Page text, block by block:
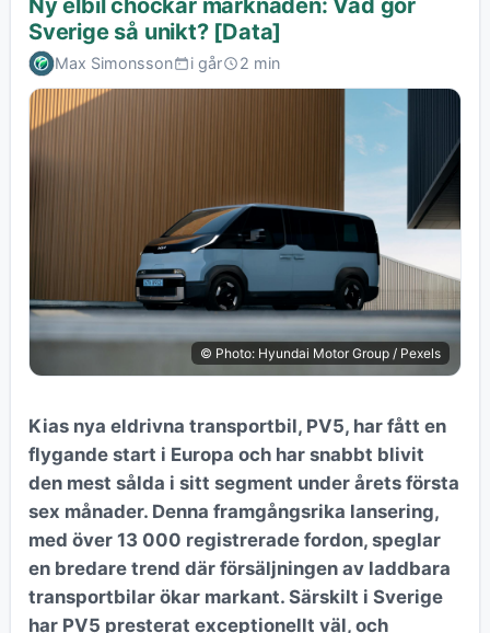
Sverige så unikt? [Data]
Max Simonsson i går 2 min
© Photo: Hyundai Motor Group / Pexels
Kias nya eldrivna transportbil, PV5, har fått en
flygande start i Europa och har snabbt blivit
den mest sålda i sitt segment under årets första
sex månader. Denna framgångsrika lansering,
med över 13 000 registrerade fordon, speglar
en bredare trend där försäljningen av laddbara
transportbilar ökar markant. Särskilt i Sverige
har PV5 presterat exceptionellt väl, och